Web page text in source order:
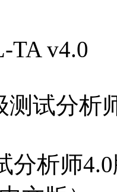
TA v4.0
测试分析
分析师